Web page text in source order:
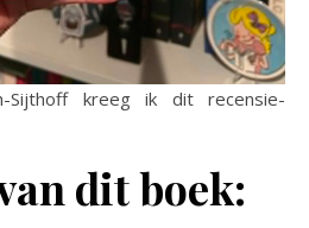
dit boek: